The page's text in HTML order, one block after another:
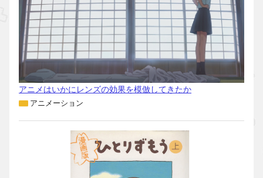
アニメはいかにレンズの効果を模倣してきたか
アニメーション